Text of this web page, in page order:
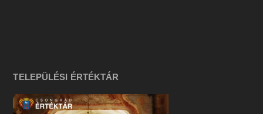
TELEPÜLÉSI ÉRTÉKTÁR